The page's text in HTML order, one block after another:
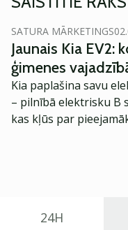
SATURA MĀRKETINGS
Jaunais Kia EV2:
ģimenes
Kia paplašina savu
– pilnībā elektrisku B
kas kļūs par
24H